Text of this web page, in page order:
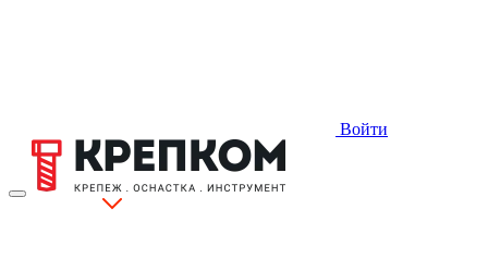
Войти